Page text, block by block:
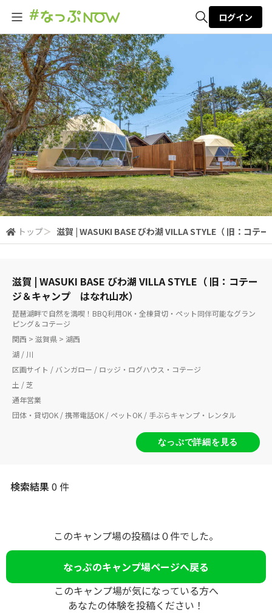
全体検索
検索
ログイン
トップ＞ 滋賀 | WASUKI BASE びわ湖 VILLA STYLE（ 旧：コテ
滋賀 | WASUKI BASE びわ湖 VILLA STYLE（ 旧：コテー
ジ＆キャンプ はなれ山水）
琵琶湖畔で自然を満喫！BBQ利用OK・全棟貸切・ペット同伴可能なグラン
ピング＆コテージ
関西 > 滋賀県 > 湖西
湖 / 川
区画サイト / バンガロー / ロッジ・ログハウス・コテージ
土 / 芝
通年営業
団体・貸切OK / 携帯電話OK / ペットOK / 手ぶらキャンプ・レンタル
なっぷで詳細を見る
検索結果0 件
このキャンプ場の投稿は０件でした。
なっぷのキャンプ場ページへ戻る
このキャンプ場が気になっている方へ
あなたの体験を投稿ください！